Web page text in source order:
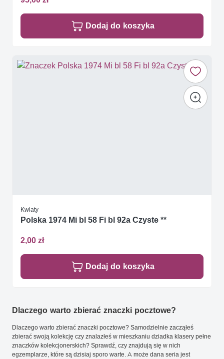
Dodaj do koszyka
Kwiaty
Polska 1974 Mi bl 58 Fi bl 92a Czyste **
2,00 zł
Dodaj do koszyka
Dlaczego warto zbierać znaczki pocztowe?
Dlaczego warto zbierać znaczki pocztowe? Samodzielnie zacząłeś
zbierać swoją kolekcję czy znalazłeś w mieszkaniu dziadka klasery pełne
znaczków kolekcjonerskich? Sprawdź, czy znajdują się w nich
egzemplarze, które są dzisiaj sporo warte. A może dana seria jest